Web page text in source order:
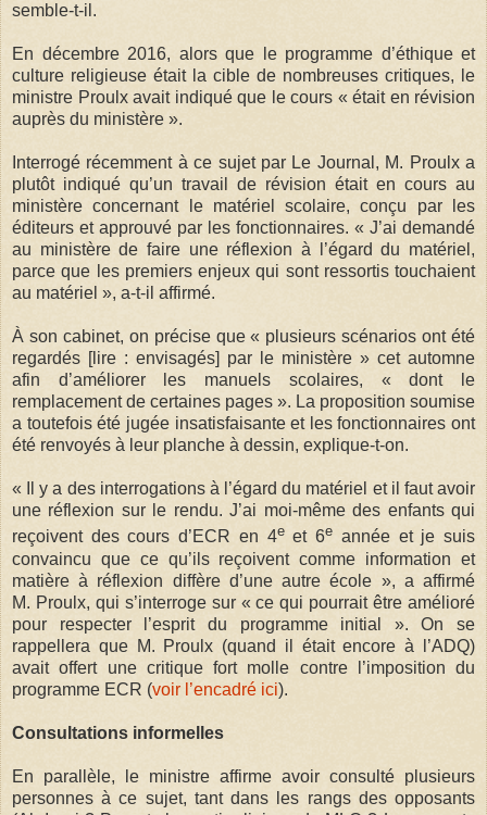
semble-t-il.
En décembre 2016, alors que le programme d’éthique et
culture religieuse était la cible de nombreuses critiques, le
ministre Proulx avait indiqué que le cours « était en révision
auprès du ministère ».
Interrogé récemment à ce sujet par Le Journal, M. Proulx a
plutôt indiqué qu’un travail de révision était en cours au
ministère concernant le matériel scolaire, conçu par les
éditeurs et approuvé par les fonctionnaires. « J’ai demandé
au ministère de faire une réflexion à l’égard du matériel,
parce que les premiers enjeux qui sont ressortis touchaient
au matériel », a-t-il affirmé.
À son cabinet, on précise que « plusieurs scénarios ont été
regardés [lire : envisagés] par le ministère » cet automne
afin d’améliorer les manuels scolaires, « dont le
remplacement de certaines pages ». La proposition soumise
a toutefois été jugée insatisfaisante et les fonctionnaires ont
été renvoyés à leur planche à dessin, explique-t-on.
« Il y a des interrogations à l’égard du matériel et il faut avoir
une réflexion sur le rendu. J’ai moi-même des enfants qui
reçoivent des cours d’ECR en 4eet 6e année et je suis
convaincu que ce qu’ils reçoivent comme information et
matière à réflexion diffère d’une autre école », a affirmé
M. Proulx, qui s’interroge sur « ce qui pourrait être amélioré
pour respecter l’esprit du programme initial ». On se
rappellera que M. Proulx (quand il était encore à l’ADQ)
avait offert une critique fort molle contre l’imposition du
programme ECR (voir l’encadré ici).
Consultations informelles
En parallèle, le ministre affirme avoir consulté plusieurs
personnes à ce sujet, tant dans les rangs des opposants